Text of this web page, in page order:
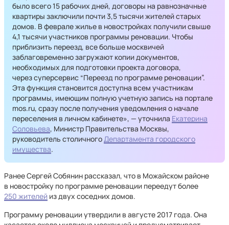
было всего 15 рабочих дней, договоры на равнозначные
квартиры заключили почти 3,5 тысячи жителей старых
домов. В феврале жилье в новостройках получили свыше
4,1 тысячи участников программы реновации. Чтобы
приблизить переезд, все больше москвичей
заблаговременно загружают копии документов,
необходимых для подготовки проекта договора,
через суперсервис “Переезд по программе реновации”.
Эта функция становится доступна всем участникам
программы, имеющим полную учетную запись на портале
mos.ru, сразу после получения уведомления о начале
переселения в личном кабинете», — уточнила Екатерина
Соловьева, Министр Правительства Москвы,
руководитель столичногоДепартамента городского
имущества.
Ранее Сергей Собянин рассказал, что в Можайском районе
в новостройку по программе реновации переедут более
250 жителей из двух соседних домов.
Программу реновации утвердили в августе 2017 года. Она